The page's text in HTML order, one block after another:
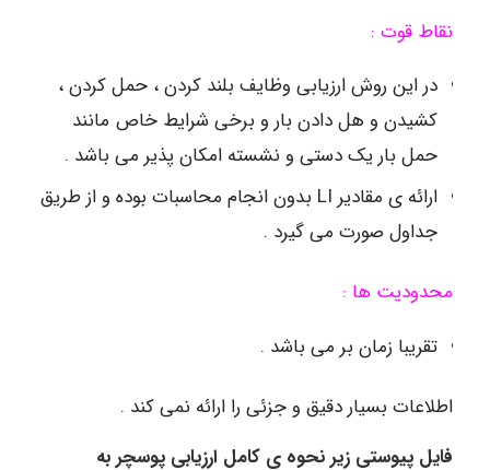
نقاط قوت :
در این روش ارزیابی وظایف بلند کردن ، حمل کردن ،
کشیدن و هل دادن بار و برخی شرایط خاص مانند
حمل بار یک دستی و نشسته امکان پذیر می باشد .
ارائه ی مقادیر LI بدون انجام محاسبات بوده و از طریق
جداول صورت می گیرد .
محدودیت ها :
تقریبا زمان بر می باشد .
اطلاعات بسیار دقیق و جزئی را ارائه نمی کند .
فایل پیوستی زیر نحوه ی کامل ارزیابی پوسچر به